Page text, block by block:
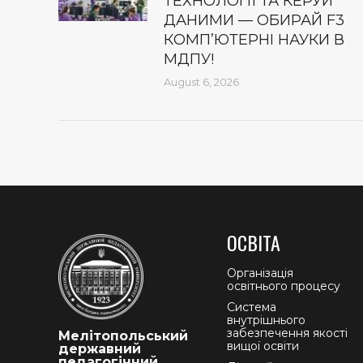
ДАНИМИ — ОБИРАЙ F3
КОМП’ЮТЕРНІ НАУКИ В
МДПУ!
August 6, 2026
Мелітопольський
державний
ОСВІТА
Організація
освітнього процесу
Система
внутрішнього
забезпечення якості
вищої освіти